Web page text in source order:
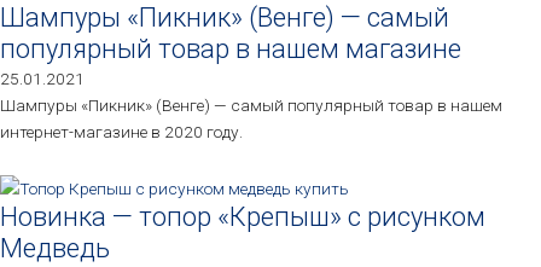
Шампуры «Пикник» (Венге) — самый
популярный товар в нашем магазине
25.01.2021
Шампуры «Пикник» (Венге) — самый популярный товар в нашем
интернет-магазине в 2020 году.
Новинка — топор «Крепыш» с рисунком
Медведь